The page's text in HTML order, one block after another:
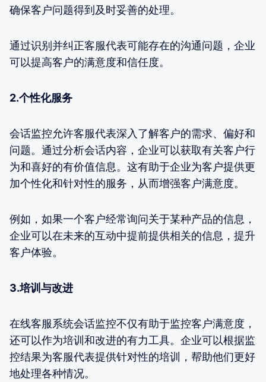
确保客户问题得到及时妥善的处理。
通过识别并纠正客服代表可能存在的沟通问题，企业
可以提高客户的满意度和信任度。
2.个性化服务
会话监控允许客服代表深入了解客户的需求、偏好和
问题。通过分析会话内容，企业可以获取有关客户行
为和喜好的有价值信息。这有助于企业为客户提供更
加个性化和针对性的服务，从而增强客户满意度。
例如，如果一个客户经常询问关于某种产品的信息，
企业可以在未来的互动中提前提供相关的信息，提升
客户体验。
3.培训与改进
在线客服系统会话监控不仅有助于监控客户满意度，
还可以作为培训和改进的有力工具。企业可以根据监
控结果为客服代表提供针对性的培训，帮助他们更好
地处理各种情况。